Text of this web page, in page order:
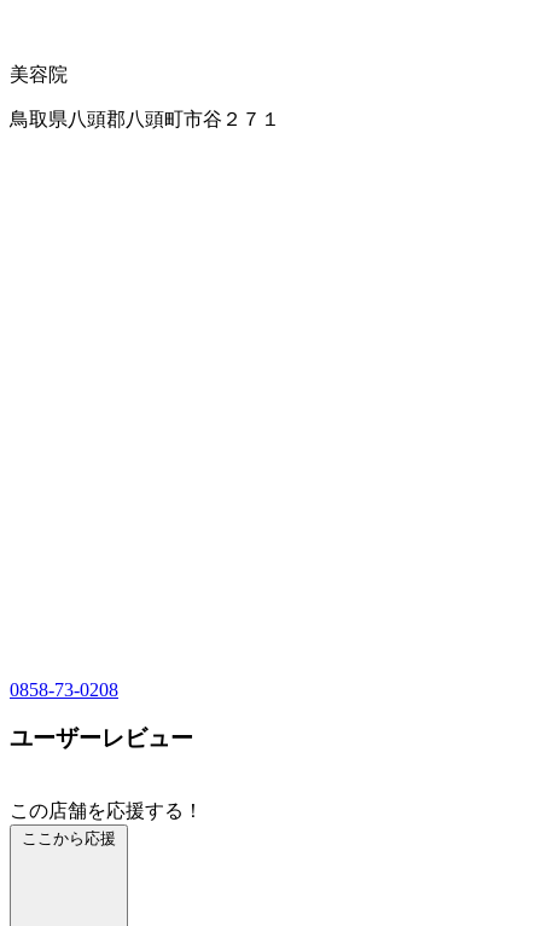
美容院
鳥取県八頭郡八頭町市谷２７１
0858-73-0208
ユーザーレビュー
この店舗を応援する！
ここから応援